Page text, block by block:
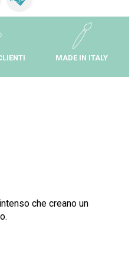
MADE IN ITALY
che creano un